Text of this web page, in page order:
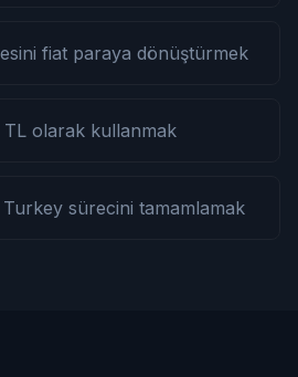
fiat paraya dönüştürmek
TL olarak kullanmak
sürecini tamamlamak